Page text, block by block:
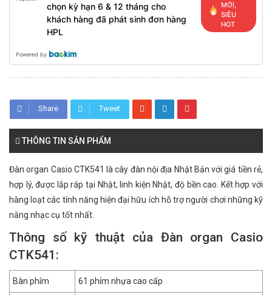
chọn kỳ hạn 6 & 12 tháng cho
khách hàng đã phát sinh đơn hàng
HPL
MỚI,
SIÊU
HOT
Powered by
Share Tweet
THÔNG TIN SẢN PHẨM
Đàn organ Casio CTK541 là cây đàn nội địa Nhật Bản với giá tiền rẻ,
hợp lý, được lắp ráp tại Nhật, linh kiện Nhật, độ bền cao. Kết hợp với
hàng loạt các tính năng hiện đại hữu ích hỗ trợ người chơi những kỹ
năng nhạc cụ tốt nhất.
Thông số kỹ thuật của Đàn organ Casio
CTK541:
Bàn phím 61 phím nhựa cao cấp